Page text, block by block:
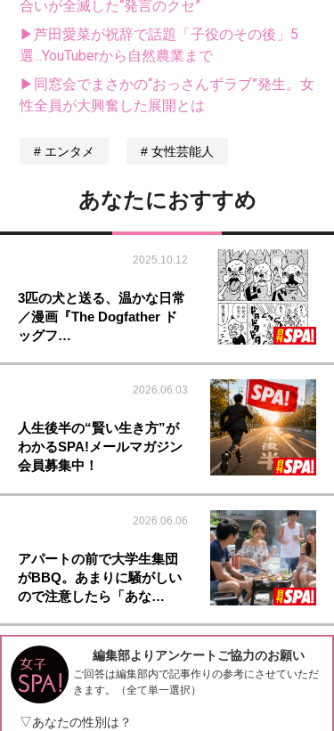
合いが全滅した“発言のクセ”
▶芦田愛菜が祝辞で話題「子役のその後」5
選...YouTuberから自然農業まで
▶同窓会でまさかの“おっさんずラブ”発生。女
性全員が大興奮した展開とは
エンタメ 女性芸能人
あなたにおすすめ
2025.10.12
3匹の犬と送る、温かな日常
／漫画『The Dogfather ド
ッグフ…
2026.06.03
人生後半の“賢い生き方”が
わかるSPA!メールマガジン
会員募集中！
2026.06.06
アパートの前で大学生集団
がBBQ。あまりに騒がしい
ので注意したら「あな…